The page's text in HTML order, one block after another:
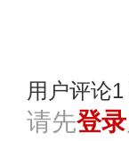
用户评论1
请先登录